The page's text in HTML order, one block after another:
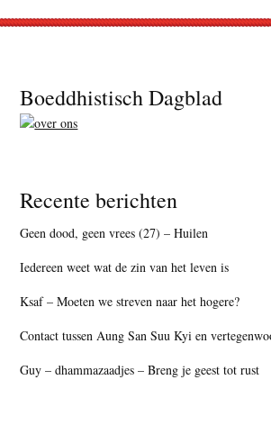
Footer
Boeddhistisch Dagblad
Recente berichten
Geen dood, geen vrees (27) – Huilen
Iedereen weet wat de zin van het leven is
Ksaf – Moeten we streven naar het hogere?
Contact tussen Aung San Suu Kyi en
Guy – dhammazaadjes – Breng je geest tot rust